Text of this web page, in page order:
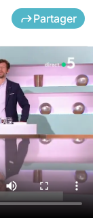
Partager